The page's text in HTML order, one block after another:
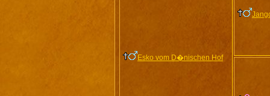
Esko vom D�nischen Hof